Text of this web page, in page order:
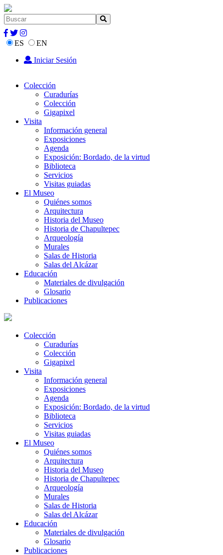
ES
EN
Iniciar Sesión
Colección
Curadurías
Colección
Gigapixel
Visita
Información general
Exposiciones
Agenda
Exposición: Bordado, de la virtud
Biblioteca
Servicios
Visitas guiadas
El Museo
Quiénes somos
Arquitectura
Historia del Museo
Historia de Chapultepec
Arqueología
Murales
Salas de Historia
Salas del Alcázar
Educación
Materiales de divulgación
Glosario
Publicaciones
Colección
Curadurías
Colección
Gigapixel
Visita
Información general
Exposiciones
Agenda
Exposición: Bordado, de la virtud
Biblioteca
Servicios
Visitas guiadas
El Museo
Quiénes somos
Arquitectura
Historia del Museo
Historia de Chapultepec
Arqueología
Murales
Salas de Historia
Salas del Alcázar
Educación
Materiales de divulgación
Glosario
Publicaciones